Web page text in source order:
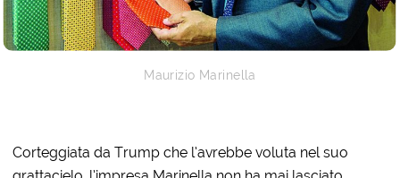
Maurizio Marinella
Corteggiata da Trump che l’avrebbe voluta nel suo